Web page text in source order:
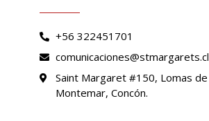
+56 322451701
comunicaciones@stmargarets.cl
Saint Margaret #150, Lomas de
Montemar, Concón.